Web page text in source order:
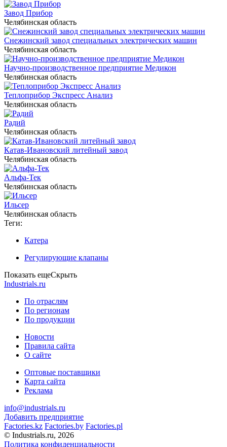
Завод Прибор
Челябинская область
Снежинский завод специальных электрических машин
Челябинская область
Научно-производственное предприятие Медикон
Челябинская область
Теплоприбор Экспресс Анализ
Челябинская область
Радий
Челябинская область
Катав-Ивановский литейный завод
Челябинская область
Альфа-Тек
Челябинская область
Ильсер
Челябинская область
Теги:
Катера
Регулирующие клапаны
Показать ещеСкрыть
Industrials.ru
По отраслям
По регионам
По продукции
Новости
Правила сайта
О сайте
Оптовые поставщики
Карта сайта
Реклама
info@industrials.ru
Добавить предприятие
Factories.kz Factories.by Factories.pl
© Industrials.ru, 2026
Политика конфиденциальности